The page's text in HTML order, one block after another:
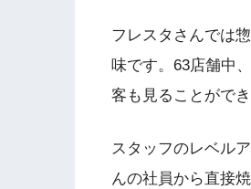
フレスタさんでは
味です。63店舗中
客も見ることができ
スタッフのレベル
んの社員から直接